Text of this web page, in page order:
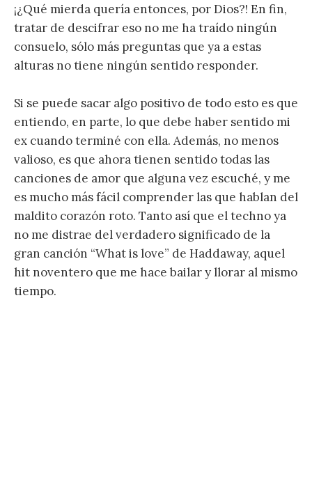
¡¿Qué mierda quería entonces, por Dios?! En fin,
tratar de descifrar eso no me ha traído ningún
consuelo, sólo más preguntas que ya a estas
alturas no tiene ningún sentido responder.
Si se puede sacar algo positivo de todo esto es que
entiendo, en parte, lo que debe haber sentido mi
ex cuando terminé con ella. Además, no menos
valioso, es que ahora tienen sentido todas las
canciones de amor que alguna vez escuché, y me
es mucho más fácil comprender las que hablan del
maldito corazón roto. Tanto así que el techno ya
no me distrae del verdadero significado de la
gran canción “What is love” de Haddaway, aquel
hit noventero que me hace bailar y llorar al mismo
tiempo.